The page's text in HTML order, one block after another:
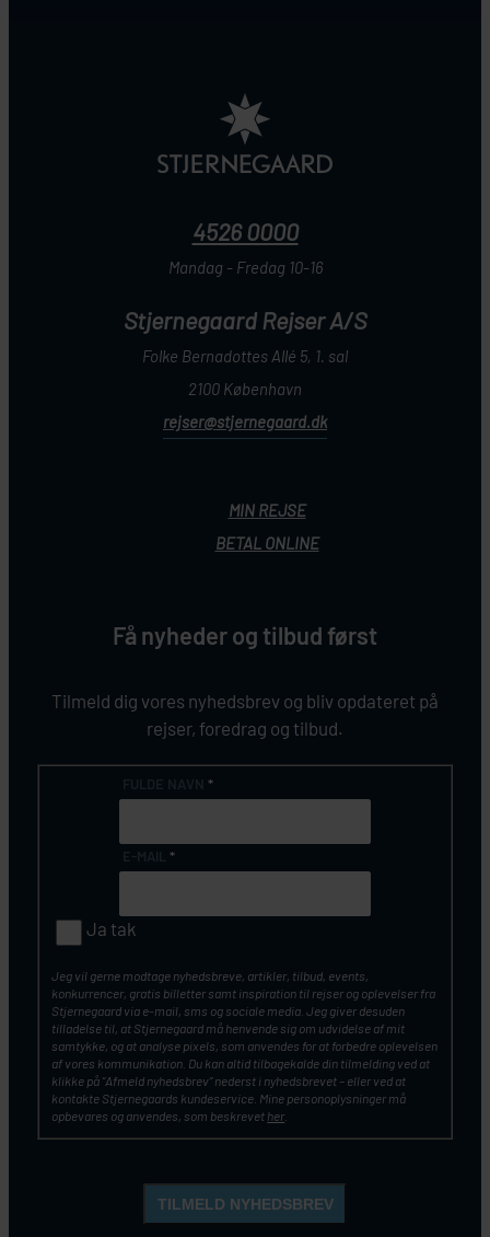
4526 0000
Mandag - Fredag 10-16
Stjernegaard Rejser A/S
Folke Bernadottes Allé 5, 1. sal
2100 København
rejser@stjernegaard.dk
MIN REJSE
BETAL ONLINE
Få nyheder og tilbud først
Tilmeld dig vores nyhedsbrev og bliv opdateret på
rejser, foredrag og tilbud.
*
*
Ja tak
Jeg vil gerne modtage nyhedsbreve, artikler, tilbud, events,
konkurrencer, gratis billetter samt inspiration til rejser og oplevelser fra
Stjernegaard via e-mail, sms og sociale media. Jeg giver desuden
tilladelse til, at Stjernegaard må henvende sig om udvidelse af mit
samtykke, og at analyse pixels, som anvendes for at forbedre oplevelsen
af vores kommunikation. Du kan altid tilbagekalde din tilmelding ved at
klikke på ”Afmeld nyhedsbrev” nederst i nyhedsbrevet – eller ved at
kontakte Stjernegaards kundeservice. Mine personoplysninger må
opbevares og anvendes, som beskrevet her